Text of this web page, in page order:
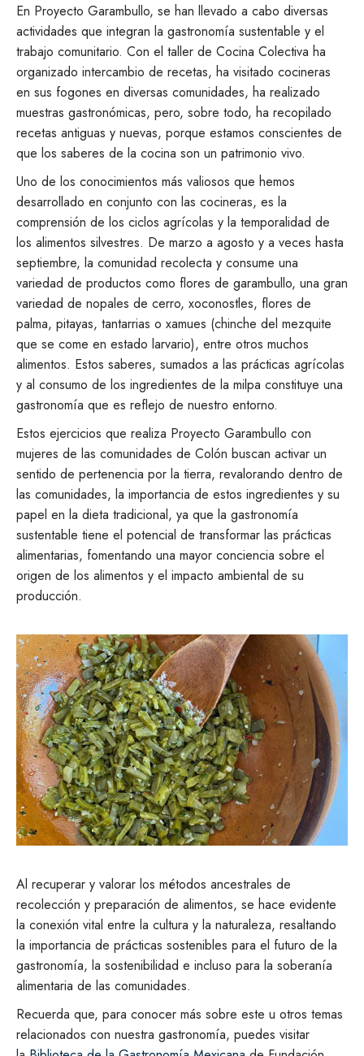
En Proyecto Garambullo, se han llevado a cabo diversas
actividades que integran la gastronomía sustentable y el
trabajo comunitario. Con el taller de Cocina Colectiva ha
organizado intercambio de recetas, ha visitado cocineras
en sus fogones en diversas comunidades, ha realizado
muestras gastronómicas, pero, sobre todo, ha recopilado
recetas antiguas y nuevas, porque estamos conscientes de
que los saberes de la cocina son un patrimonio vivo.
Uno de los conocimientos más valiosos que hemos
desarrollado en conjunto con las cocineras, es la
comprensión de los ciclos agrícolas y la temporalidad de
los alimentos silvestres. De marzo a agosto y a veces hasta
septiembre, la comunidad recolecta y consume una
variedad de productos como flores de garambullo, una gran
variedad de nopales de cerro, xoconostles, flores de
palma, pitayas, tantarrias o xamues (chinche del mezquite
que se come en estado larvario), entre otros muchos
alimentos. Estos saberes, sumados a las prácticas agrícolas
y al consumo de los ingredientes de la milpa constituye una
gastronomía que es reflejo de nuestro entorno.
Estos ejercicios que realiza Proyecto Garambullo con
mujeres de las comunidades de Colón buscan activar un
sentido de pertenencia por la tierra, revalorando dentro de
las comunidades, la importancia de estos ingredientes y su
papel en la dieta tradicional, ya que la gastronomía
sustentable tiene el potencial de transformar las prácticas
alimentarias, fomentando una mayor conciencia sobre el
origen de los alimentos y el impacto ambiental de su
producción.
Al recuperar y valorar los métodos ancestrales de
recolección y preparación de alimentos, se hace evidente
la conexión vital entre la cultura y la naturaleza, resaltando
la importancia de prácticas sostenibles para el futuro de la
gastronomía, la sostenibilidad e incluso para la soberanía
alimentaria de las comunidades.
Recuerda que, para conocer más sobre este u otros temas
relacionados con nuestra gastronomía, puedes visitar